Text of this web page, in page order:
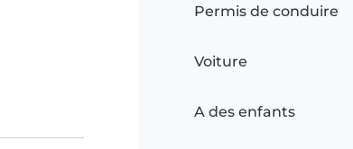
Permis de conduire
Voiture
A des enfants